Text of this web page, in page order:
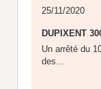
25/11/2020
DUPIXENT
Un arrêté du
des...